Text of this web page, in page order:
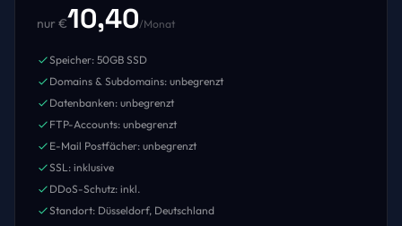
nur €10,40/Monat
Speicher: 50GB SSD
Domains & Subdomains: unbegrenzt
Datenbanken: unbegrenzt
FTP-Accounts: unbegrenzt
E-Mail Postfächer: unbegrenzt
SSL: inklusive
DDoS-Schutz: inkl.
Standort: Düsseldorf, Deutschland